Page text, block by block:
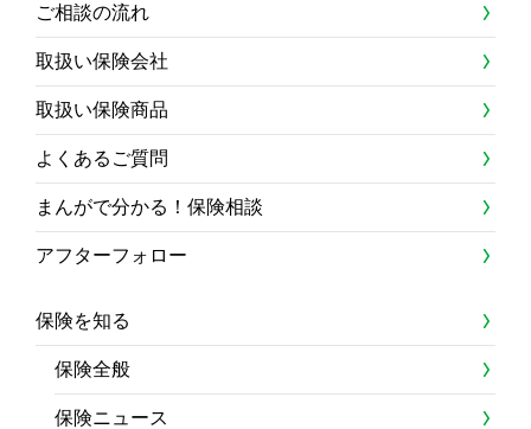
ご相談の流れ
取扱い保険会社
取扱い保険商品
よくあるご質問
まんがで分かる！保険相談
アフターフォロー
保険を知る
保険全般
保険ニュース